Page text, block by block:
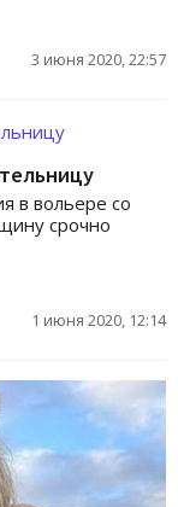
3 июня 2020, 22:57
в вольере со
срочно
1 июня 2020, 12:14